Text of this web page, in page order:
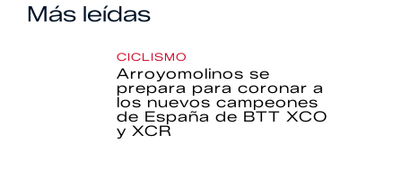
Más leídas
CICLISMO
Arroyomolinos se
prepara para coronar a
los nuevos campeones
de España de BTT XCO
y XCR